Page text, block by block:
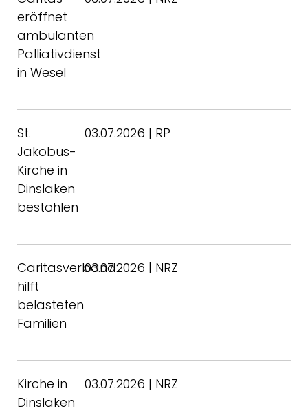
eröffnet
ambulanten
Palliativdienst
in Wesel
St.
Jakobus-
Kirche in
Dinslaken
bestohlen
03.07.2026 | RP
Caritasverband
hilft
belasteten
Familien
03.07.2026 | NRZ
Kirche in
Dinslaken
03.07.2026 | NRZ